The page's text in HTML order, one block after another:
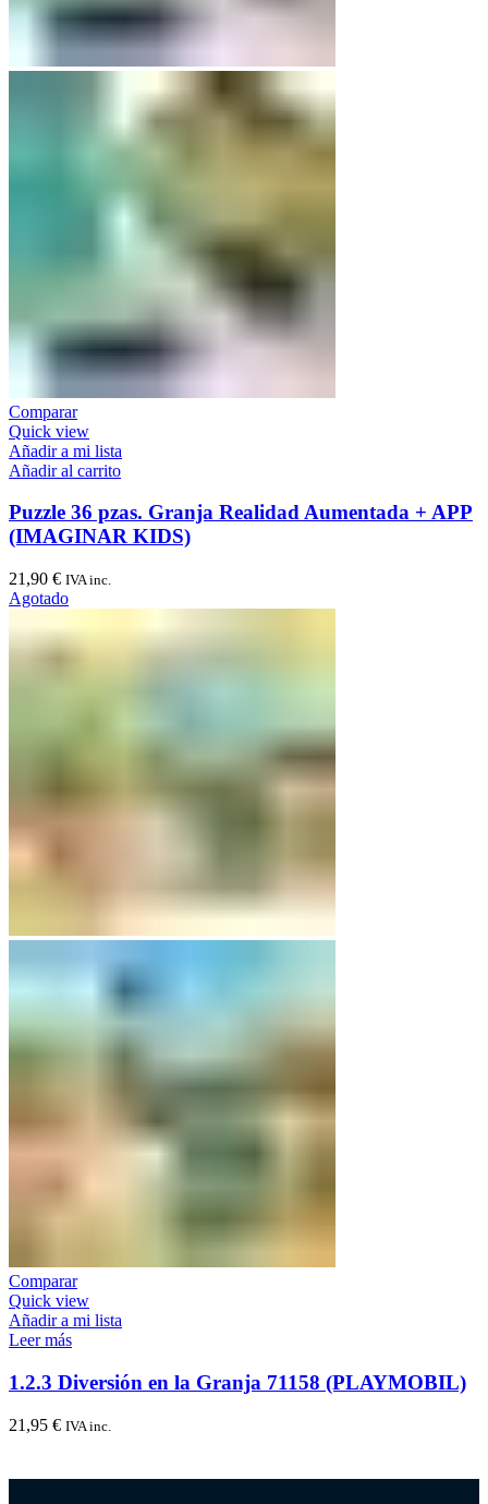
Comparar
Quick view
Añadir a mi lista
Añadir al carrito
Puzzle 36 pzas. Granja Realidad Aumentada + APP
(IMAGINAR KIDS)
21,90 € IVA inc.
Agotado
Comparar
Quick view
Añadir a mi lista
Leer más
1.2.3 Diversión en la Granja 71158 (PLAYMOBIL)
21,95 € IVA inc.